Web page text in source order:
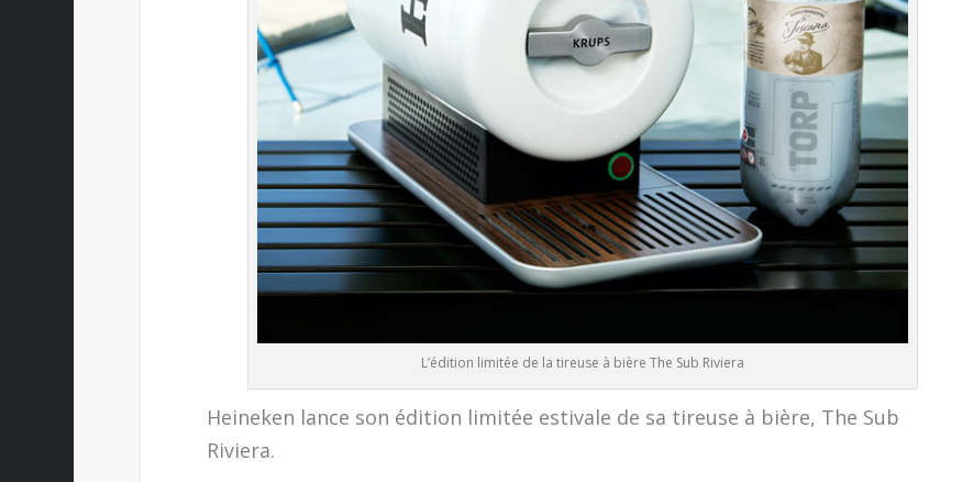
L’édition limitée de la tireuse à bière The Sub Riviera
Heineken lance son édition limitée estivale de sa tireuse à bière, The Sub
Riviera.